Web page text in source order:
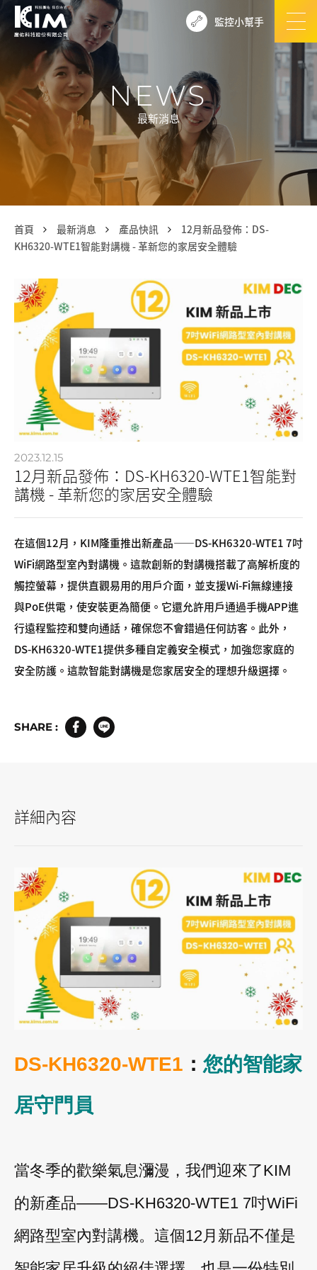
監控小幫手
NEWS
最新消息
首頁 最新消息 產品快訊
12月新品發佈：DS-
KH6320-WTE1智能對講機 - 革新您的家居安全體驗
2023.12.15
12月新品發佈：DS-KH6320-WTE1智能對
講機 - 革新您的家居安全體驗
在這個12月，KIM隆重推出新產品——DS-KH6320-WTE1 7吋
WiFi網路型室內對講機。這款創新的對講機搭載了高解析度的
觸控螢幕，提供直觀易用的用戶介面，並支援Wi-Fi無線連接
與PoE供電，使安裝更為簡便。它還允許用戶通過手機APP進
行遠程監控和雙向通話，確保您不會錯過任何訪客。此外，
DS-KH6320-WTE1提供多種自定義安全模式，加強您家庭的
安全防護。這款智能對講機是您家居安全的理想升級選擇。
SHARE :
詳細內容
DS-KH6320-WTE1 ： 您的智能家
居守門員
當冬季的歡樂氣息瀰漫，我們迎來了KIM
的新產品——DS-KH6320-WTE1 7吋WiFi
網路型室內對講機。這個12月新品不僅是